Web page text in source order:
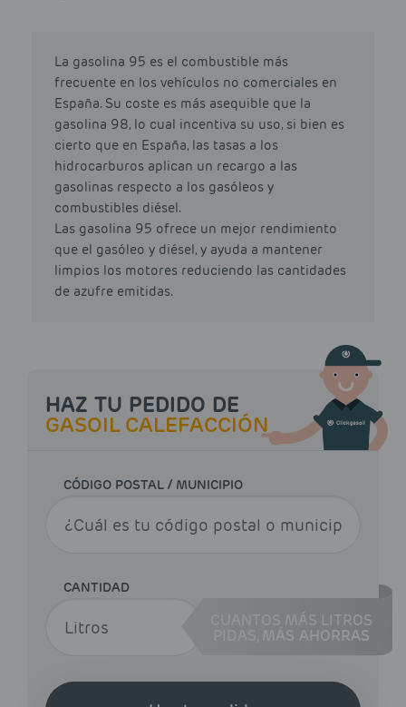
La gasolina 95 es el combustible más
frecuente en los vehículos no comerciales en
España. Su coste es más asequible que la
gasolina 98, lo cual incentiva su uso, si bien es
cierto que en España, las tasas a los
hidrocarburos aplican un recargo a las
gasolinas respecto a los gasóleos y
combustibles diésel.
Las gasolina 95 ofrece un mejor rendimiento
que el gasóleo y diésel, y ayuda a mantener
limpios los motores reduciendo las cantidades
de azufre emitidas.
HAZ TU PEDIDO DE
GASOIL CALEFACCIÓN
CÓDIGO POSTAL / MUNICIPIO
CANTIDAD
CUANTOS MÁS LITROS
MÁS AHORRAS